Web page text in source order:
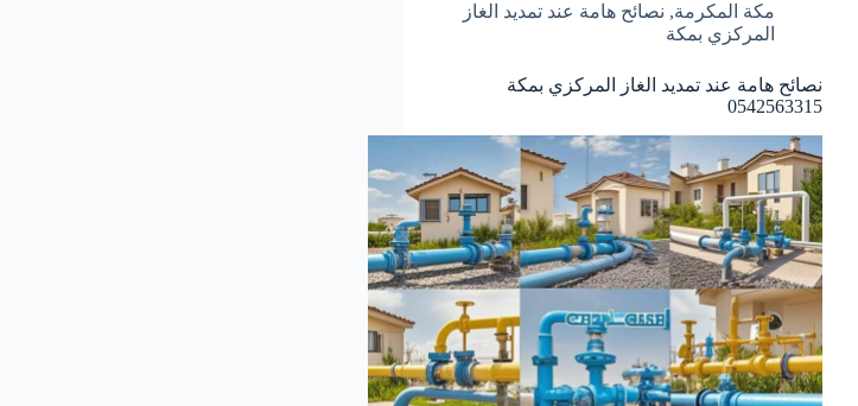
مكة المكرمة, نصائح هامة عند تمديد الغاز
المركزي بمكة
نصائح هامة عند تمديد الغاز المركزي بمكة
0542563315